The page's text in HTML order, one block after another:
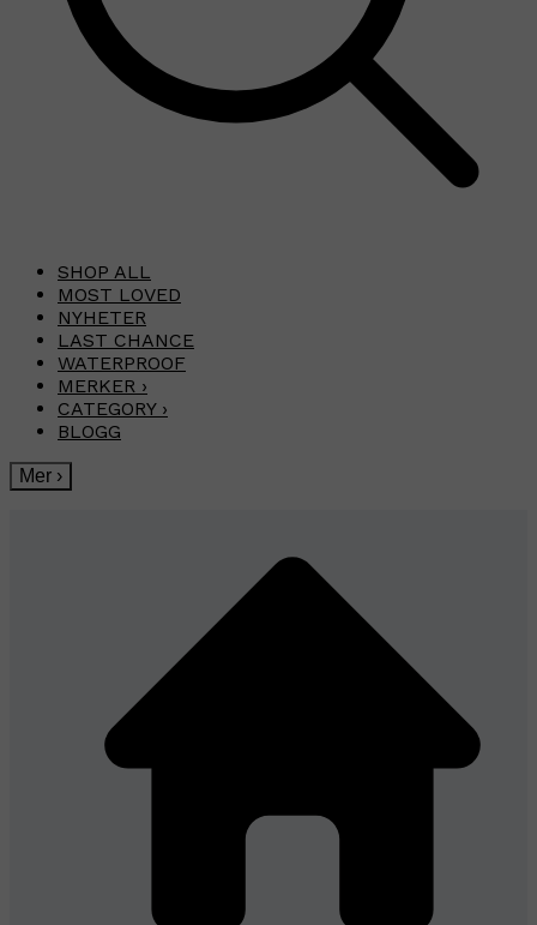
SHOP ALL
MOST LOVED
NYHETER
LAST CHANCE
WATERPROOF
MERKER ›
CATEGORY ›
BLOGG
Mer ›